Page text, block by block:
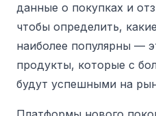
данные о покупках и
чтобы определить,
наиболее популярны —
продукты, которые с
будут успешными на